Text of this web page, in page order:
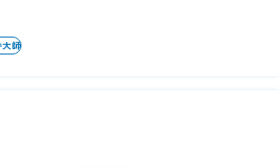
大師